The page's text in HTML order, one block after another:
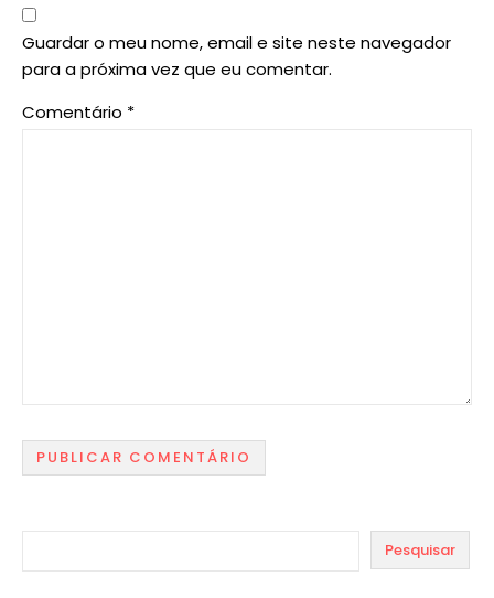
Guardar o meu nome, email e site neste navegador
para a próxima vez que eu comentar.
Comentário *
Pesquisar